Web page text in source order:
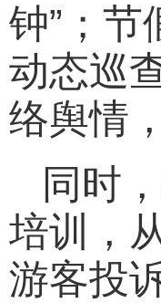
钟”；
动态巡
络舆情
同时
培训，
游客投